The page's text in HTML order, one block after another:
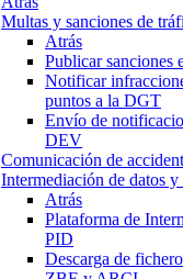
Multas y sanciones de
Atrás
Publicar
Notificar
puntos a la DGT
Envío de
DEV
Comunicación de
Intermediación de datos y
Atrás
Plataforma de
PID
Descarga de